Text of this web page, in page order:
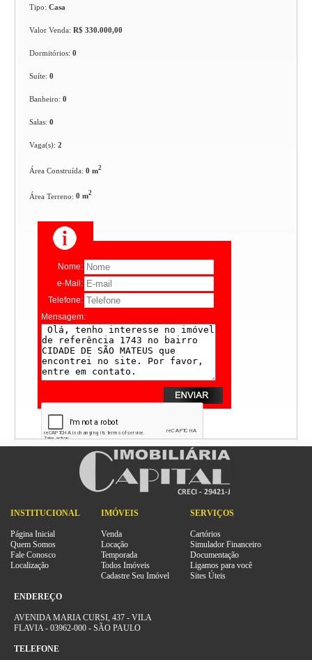
Tipo:Casa
Valor Venda:R$ 330.000,00
Dormitórios:0
Suíte:0
Banheiro:0
Salas:0
Vaga(s):2
Área Construída:0 m2
Área Terreno:0 m2
Nome:
e-Mail:
Telefone:
Mensagem:
INSTITUCIONAL
Página Inicial
Quem Somos
Fale Conosco
Localização
IMÓVEIS
Venda
Locação
Temporada
Todos Imóveis
Cadastre Seu Imóvel
SERVIÇOS
Cartórios
Simulador Financeiro
Documentação
Ligamos para você
Sites Úteis
ENDEREÇO
AVENIDA MARIA CURSI, 437 - VILA
FLAVIA - 03962-000 - SÃO PAULO
TELEFONE